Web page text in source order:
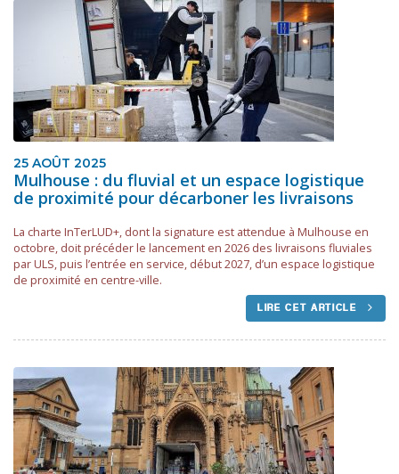
25 AOÛT 2025
Mulhouse : du fluvial et un espace logistique
de proximité pour décarboner les livraisons
La charte InTerLUD+, dont la signature est attendue à Mulhouse en
octobre, doit précéder le lancement en 2026 des livraisons fluviales
par ULS, puis l’entrée en service, début 2027, d’un espace logistique
de proximité en centre-ville.
LIRE CET ARTICLE